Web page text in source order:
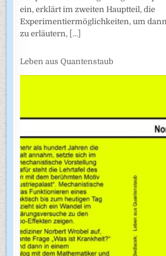
ein, erklärt im zweiten Hauptteil, die
Experimentiermöglichkeiten, um
zu erläutern, [...]
Leben aus Quantenstaub